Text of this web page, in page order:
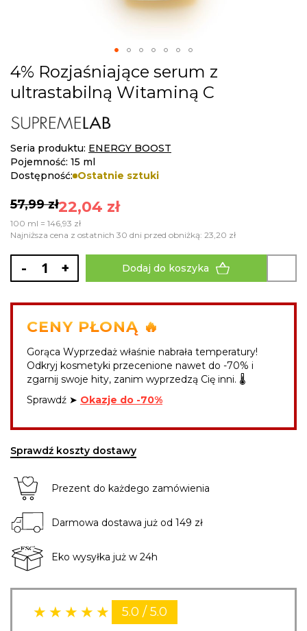
Skip
to
the
of
images
gallery
4% Rozjaśniające serum z
ultrastabilną Witaminą C
Seria produktu: ENERGY BOOST
Pojemność: 15 ml
Dostępność: Ostatnie sztuki
22,04 zł
57,99 zł
100 ml = 146,93 zł
Najniższa cena z ostatnich 30 dni przed obniżką: 23,20 zł
- + Dodaj do koszyka
CENY PŁONĄ 🔥
Gorąca Wyprzedaż właśnie nabrała temperatury!
Odkryj kosmetyki przecenione nawet do -70% i
zgarnij swoje hity, zanim wyprzedzą Cię inni. 🌡️
Sprawdź ➤ Okazje do -70%
Sprawdź koszty dostawy
Prezent do każdego zamówienia
Darmowa dostawa już od 149 zł
Eko wysyłka już w 24h
5.0 / 5.0